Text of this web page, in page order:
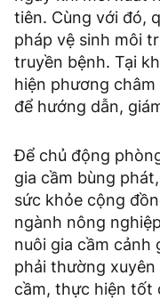
tiên. Cùng với đó,
pháp vệ sinh môi
truyền bệnh. Tại
hiện phương
để hướng dẫn,
Ðể chủ động
gia cầm bùng
sức khỏe cộng
ngành nông
nuôi gia cầm cảnh
phải thường
cầm, thực hiện tốt